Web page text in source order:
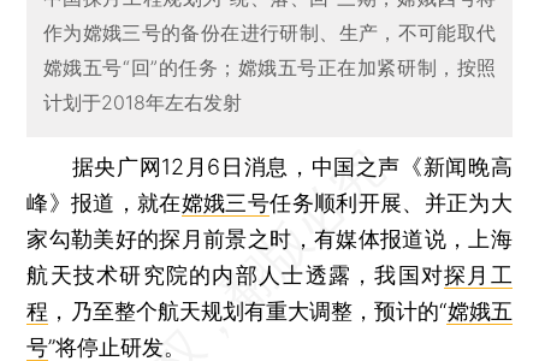
作为嫦娥三号的备份在进行研制、生产，不可能取代
嫦娥五号“回”的任务；嫦娥五号正在加紧研制，按照
计划于2018年左右发射
据央广网12月6日消息，中国之声《新闻晚高
峰》报道，就在嫦娥三号任务顺利开展、并正为大
家勾勒美好的探月前景之时，有媒体报道说，上海
航天技术研究院的内部人士透露，我国对探月工
程 ，乃至整个航天规划有重大调整，预计的“嫦娥五
号”将停止研发。